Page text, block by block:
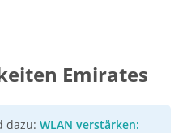
Emirates
dazu: WLAN verstärken: